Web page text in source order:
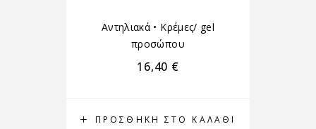
ΠΡΟΣΘΉΚΗ ΣΤΟ ΚΑΛΆΘΙ
Αντηλιακά • Κρέμες/ gel
προσώπου
16,40 €